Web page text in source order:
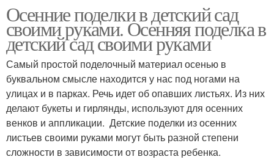
Осенние поделки в детский сад
своими руками. Осенняя поделка в
детский сад своими руками
Самый простой поделочный материал осенью в
буквальном смысле находится у нас под ногами на
улицах и в парках. Речь идет об опавших листьях. Из них
делают букеты и гирлянды, используют для осенних
венков и аппликации. Детские поделки из осенних
листьев своими руками могут быть разной степени
сложности в зависимости от возраста ребенка.